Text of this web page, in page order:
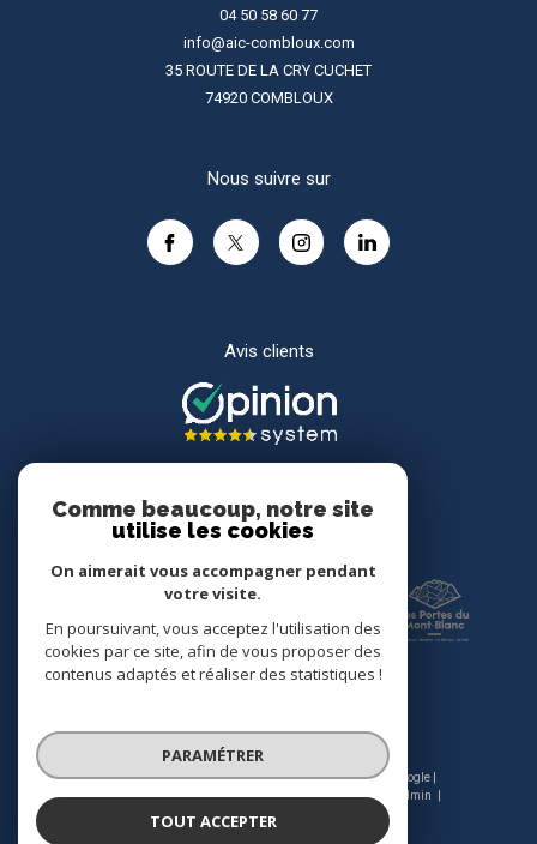
04 50 58 60 77
info@aic-combloux.com
35 ROUTE DE LA CRY CUCHET
74920
COMBLOUX
Nous suivre sur
Avis clients
© 2026 | Tous droits réservés | Traduction powered by Google |
Nos honoraires
Plan du site Mentions légales
Admin
Comme beaucoup, notre site
utilise les cookies
On aimerait vous accompagner pendant
votre visite.
En poursuivant, vous acceptez l'utilisation des
cookies par ce site, afin de vous proposer des
contenus adaptés et réaliser des statistiques !
PARAMÉTRER
TOUT ACCEPTER